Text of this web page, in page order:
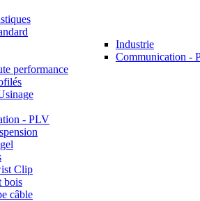
Industrie
Communication -
performance
- PLV
Clip
bois
câble